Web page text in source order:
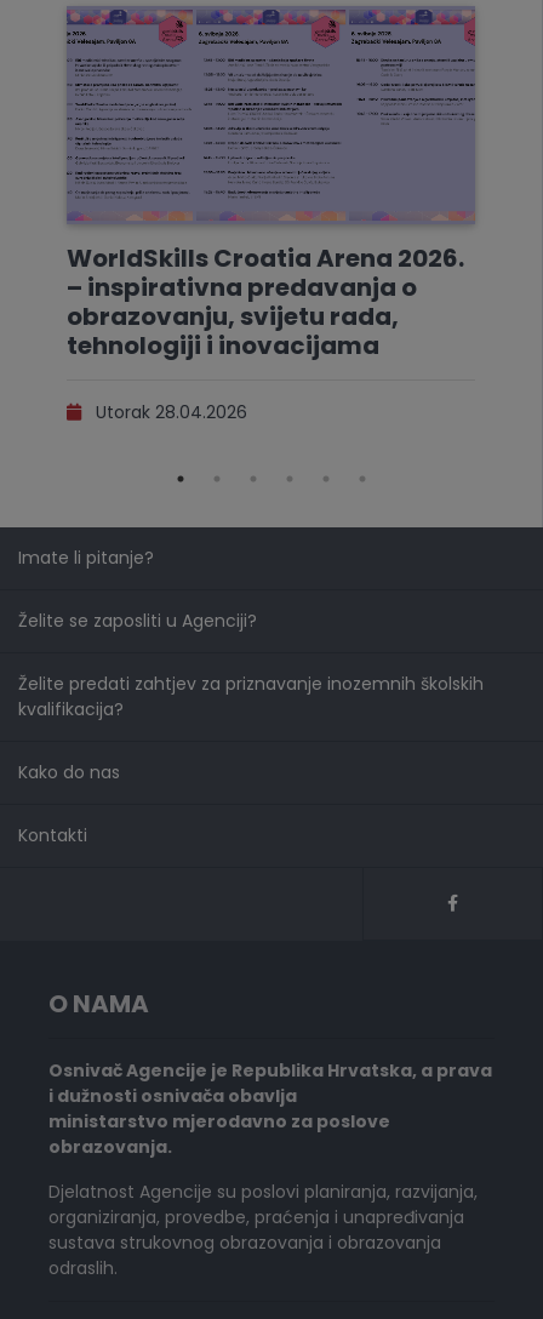
WorldSkills Croatia Arena 2026.
– inspirativna predavanja o
obrazovanju, svijetu rada,
tehnologiji i inovacijama
Utorak 28.04.2026
Imate li pitanje?
Želite se zaposliti u Agenciji?
Želite predati zahtjev za priznavanje inozemnih školskih
kvalifikacija?
Kako do nas
Kontakti
O NAMA
Osnivač Agencije je Republika Hrvatska, a prava
i dužnosti osnivača obavlja
ministarstvo mjerodavno za poslove
obrazovanja.
Djelatnost Agencije su poslovi planiranja, razvijanja,
organiziranja, provedbe, praćenja i unapređivanja
sustava strukovnog obrazovanja i obrazovanja
odraslih.